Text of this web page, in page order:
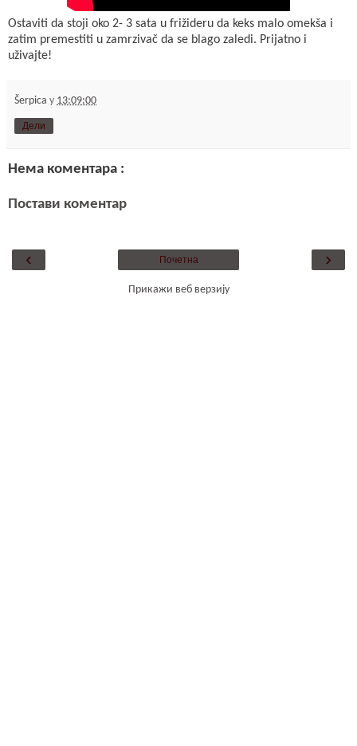
Ostaviti da stoji oko 2- 3 sata u frižideru da keks malo omekša i
zatim premestiti u zamrzivač da se blago zaledi. Prijatno i
uživajte!
Šerpica у 13:09:00
Дели
Нема коментара :
Постави коментар
‹ ›
Почетна
Прикажи веб верзију